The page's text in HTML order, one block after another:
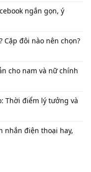
ngắn gọn, ý
Cặp đôi nào nên chọn?
cho nam và nữ chính
Thời điểm lý tưởng và
nhắn​ điện thoại hay,